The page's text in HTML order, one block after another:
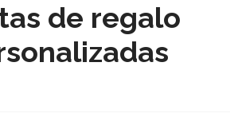
de regalo